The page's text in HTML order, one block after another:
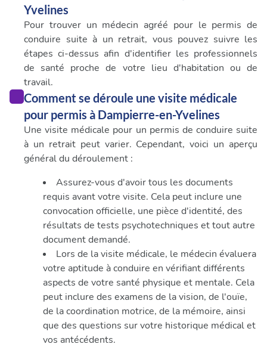
Yvelines
Pour trouver un médecin agréé pour le permis de
conduire suite à un retrait, vous pouvez suivre les
étapes ci-dessus afin d'identifier les professionnels
de santé proche de votre lieu d'habitation ou de
travail.
Comment se déroule une visite médicale
pour permis à Dampierre-en-Yvelines
Une visite médicale pour un permis de conduire suite
à un retrait peut varier. Cependant, voici un aperçu
général du déroulement :
Assurez-vous d'avoir tous les documents
requis avant votre visite. Cela peut inclure une
convocation officielle, une pièce d'identité, des
résultats de tests psychotechniques et tout autre
document demandé.
Lors de la visite médicale, le médecin évaluera
votre aptitude à conduire en vérifiant différents
aspects de votre santé physique et mentale. Cela
peut inclure des examens de la vision, de l'ouïe,
de la coordination motrice, de la mémoire, ainsi
que des questions sur votre historique médical et
vos antécédents.